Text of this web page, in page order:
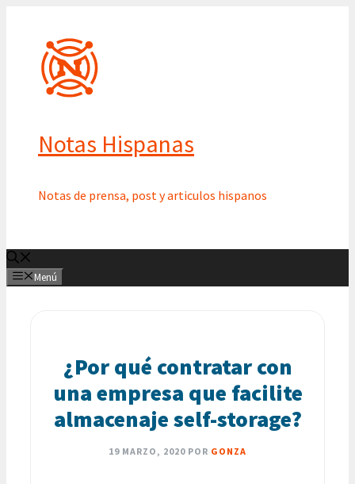
contenido
Notas Hispanas
Notas de prensa, post y articulos hispanos
Menú
¿Por qué contratar con
una empresa que facilite
almacenaje self-storage?
19 MARZO, 2020 POR GONZA